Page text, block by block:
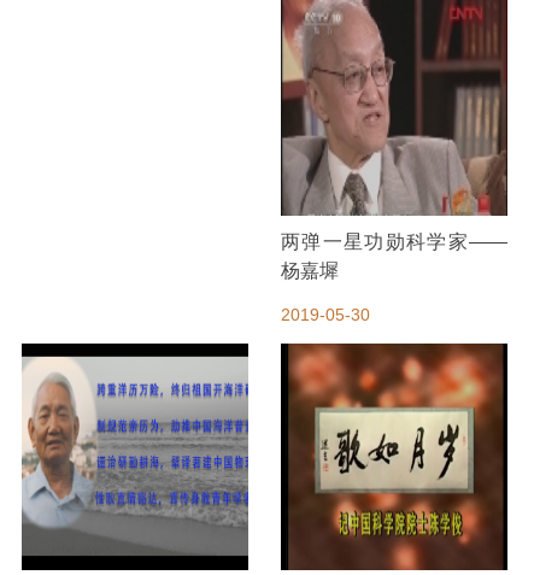
两弹一星功勋科学家——
杨嘉墀
2019-05-30